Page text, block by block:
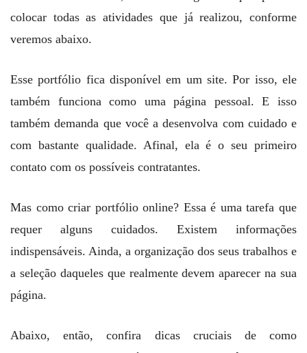
colocar todas as atividades que já realizou, conforme
veremos abaixo.
Esse portfólio fica disponível em um site. Por isso, ele
também funciona como uma página pessoal. E isso
também demanda que você a desenvolva com cuidado e
com bastante qualidade. Afinal, ela é o seu primeiro
contato com os possíveis contratantes.
Mas como criar portfólio online? Essa é uma tarefa que
requer alguns cuidados. Existem informações
indispensáveis. Ainda, a organização dos seus trabalhos e
a seleção daqueles que realmente devem aparecer na sua
página.
Abaixo, então, confira dicas cruciais de como